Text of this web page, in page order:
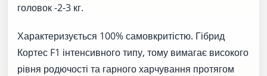
головок -2-3 кг.
Характеризується 100% самовкритістю. Гібрид
Кортес F1 інтенсивного типу, тому вимагає високого
рівня родючості та гарного харчування протягом